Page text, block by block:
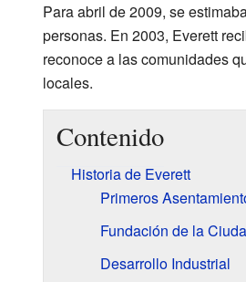
Para abril de 2009, se
personas. En 2003, Everett
reconoce a las comunidades
locales.
Contenido
Historia de Everett
Primeros
Fundación de la
Desarrollo Industrial